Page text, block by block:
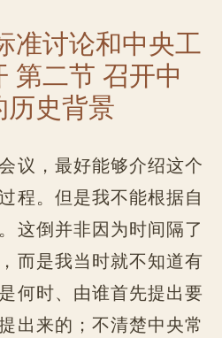
准讨论和中央工
第二节 召开中
史背景
议，最好能够介绍这个
程。但是我不能根据自
这倒并非因为时间隔了
而是我当时就不知道有
何时、由谁首先提出要
出来的；不清楚中央常